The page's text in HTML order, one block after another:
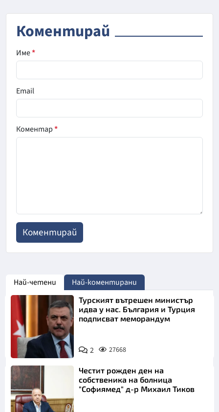
Коментирай
Име*
Email
Коментар*
Най-четени Най-коментирани
Турският вътрешен министър
идва у нас. България и Турция
подписват меморандум
2 27668
Честит рожден ден на
собственика на болница
"Софиямед" д-р Михаил Тиков